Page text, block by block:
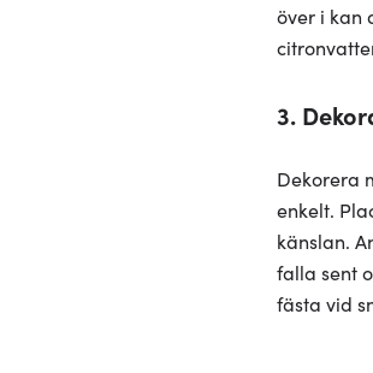
över i kan
3.
Dekorera
enkelt.
känslan.
falla sent
fästa vid